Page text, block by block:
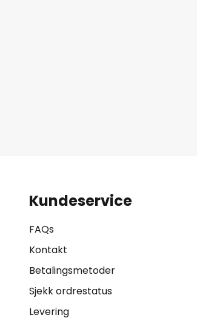
Kundeservice
FAQs
Kontakt
Betalingsmetoder
Sjekk ordrestatus
Levering